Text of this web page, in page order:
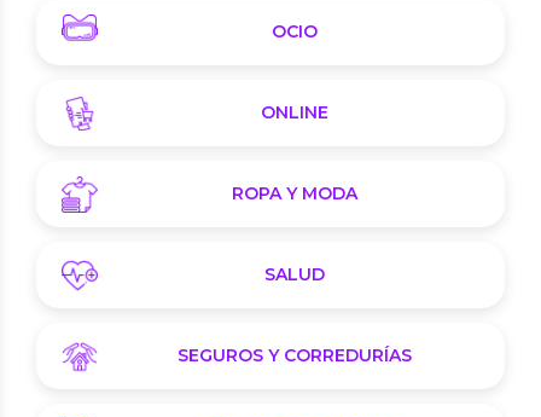
OCIO
ONLINE
ROPA Y MODA
SALUD
SEGUROS Y CORREDURÍAS